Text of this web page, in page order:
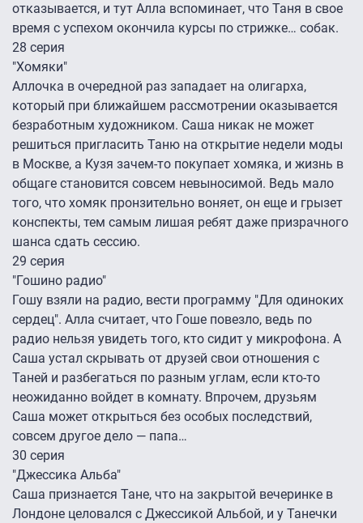
отказывается, и тут Алла вспоминает, что Таня в свое
время с успехом окончила курсы по стрижке… собак.
28 серия
"Хомяки"
Аллочка в очередной раз западает на олигарха,
который при ближайшем рассмотрении оказывается
безработным художником. Саша никак не может
решиться пригласить Таню на открытие недели моды
в Москве, а Кузя зачем-то покупает хомяка, и жизнь в
общаге становится совсем невыносимой. Ведь мало
того, что хомяк пронзительно воняет, он еще и грызет
конспекты, тем самым лишая ребят даже призрачного
шанса сдать сессию.
29 серия
"Гошино радио"
Гошу взяли на радио, вести программу "Для одиноких
сердец". Алла считает, что Гоше повезло, ведь по
радио нельзя увидеть того, кто сидит у микрофона. А
Саша устал скрывать от друзей свои отношения с
Таней и разбегаться по разным углам, если кто-то
неожиданно войдет в комнату. Впрочем, друзьям
Саша может открыться без особых последствий,
совсем другое дело — папа…
30 серия
"Джессика Альба"
Саша признается Тане, что на закрытой вечеринке в
Лондоне целовался с Джессикой Альбой, и у Танечки